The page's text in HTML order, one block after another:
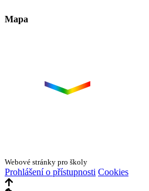
Mapa
Webové stránky pro školy
Prohlášení o přístupnosti Cookies